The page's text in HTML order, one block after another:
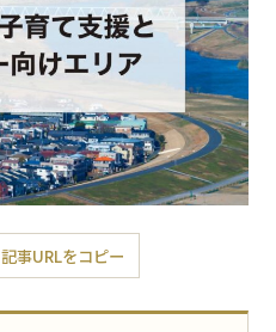
記事URLをコピー